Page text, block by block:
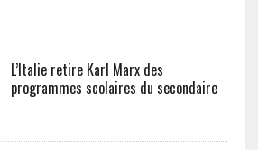
L’Italie retire Karl Marx des
programmes scolaires du secondaire